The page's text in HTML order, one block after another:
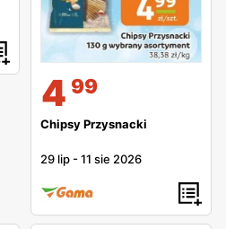
4 99
Chipsy Przysnacki
29 lip -11 sie 2026